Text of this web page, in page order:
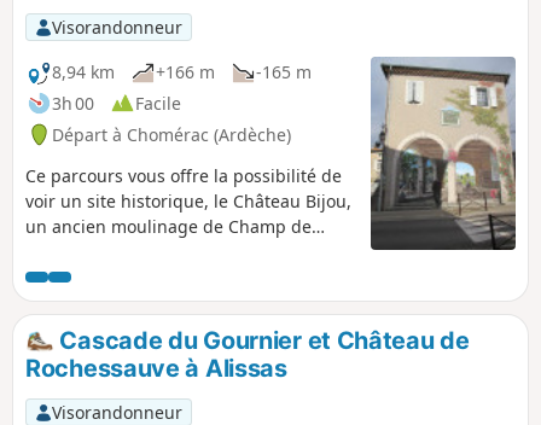
Visorandonneur
8,94 km
+166 m
-165 m
3h 00
Facile
Départ à Chomérac (Ardèche)
Ce parcours vous offre la possibilité de
voir un site historique, le Château Bijou,
un ancien moulinage de Champ de
Coiron.
Cascade du Gournier et Château de
Rochessauve à Alissas
Visorandonneur